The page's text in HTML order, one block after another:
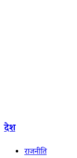
देश
राजनीति